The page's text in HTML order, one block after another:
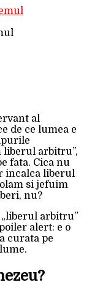
al
de ce lumea e
liberul arbitru”,
fata. Cica nu
incalca liberul
si jefuim
nu?
arbitru”
alert: e o
curata pe